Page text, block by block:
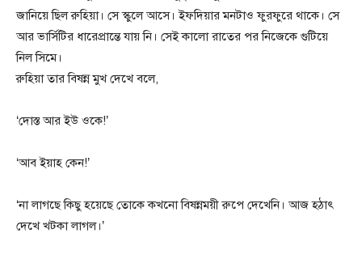
জানিয়ে ছিল রুহিয়া। সে স্কুলে আসে। ইফদিয়ার মনটাও ফুরফুরে থাকে। সে
আর ভার্সিটির ধারেপ্রান্তে যায় নি। সেই কালো রাতের পর নিজেকে গুটিয়ে
নিল সিমে।
রুহিয়া তার বিষন্ন মুখ দেখে বলে,
‘দোস্ত আর ইউ ওকে!’
‘আব ইয়াহ কেন!’
‘না লাগছে কিছু হয়েছে তোকে কখনো বিষন্নময়ী রুপে দেখেনি। আজ হঠাৎ
দেখে খটকা লাগল।’